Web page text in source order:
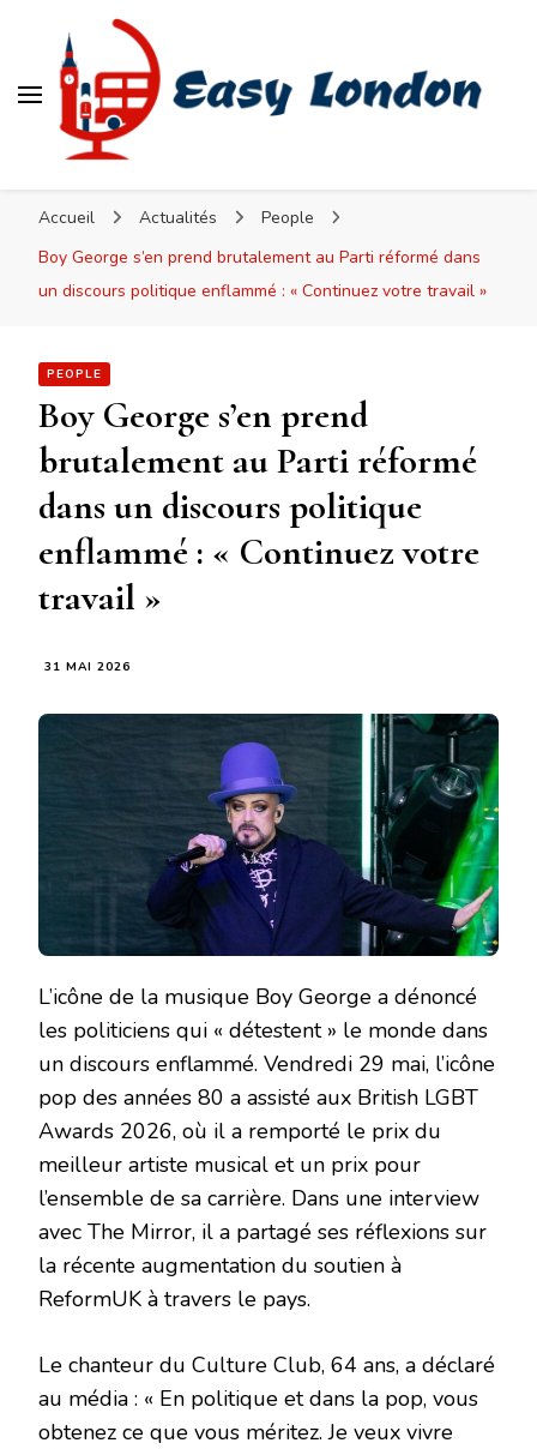
Accueil Actualités
People
Boy George s’en prend brutalement au Parti réformé dans
un discours politique enflammé : « Continuez votre travail »
PEOPLE
Boy George s’en prend
brutalement au Parti réformé
dans un discours politique
enflammé : « Continuez votre
travail »
31 MAI 2026
L’icône de la musique Boy George a dénoncé
les politiciens qui « détestent » le monde dans
un discours enflammé. Vendredi 29 mai, l’icône
pop des années 80 a assisté aux British LGBT
Awards 2026, où il a remporté le prix du
meilleur artiste musical et un prix pour
l’ensemble de sa carrière. Dans une interview
avec The Mirror, il a partagé ses réflexions sur
la récente augmentation du soutien à
ReformUK à travers le pays.
Le chanteur du Culture Club, 64 ans, a déclaré
au média : « En politique et dans la pop, vous
obtenez ce que vous méritez. Je veux vivre